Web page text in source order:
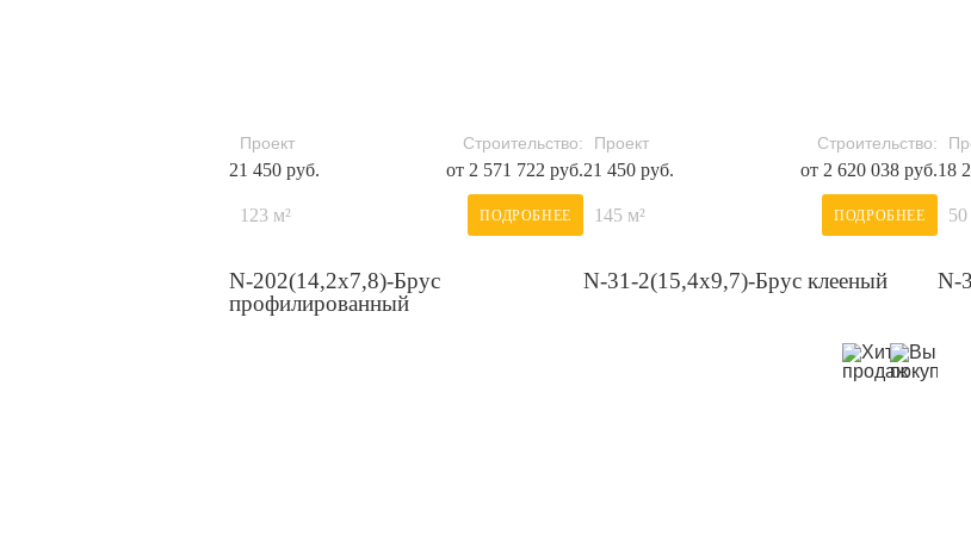
Проект
21 450 руб.
Строительство:
от 2 571 722 руб.
123 м² ПОДРОБНЕЕ
Проект
21 450 руб.
Строительство:
от 2 620 038 руб.
145 м² ПОДРОБНЕЕ
18
50
N-202(14,2x7,8)-Брус
профилированный
N-31-2(15,4х9,7)-Брус клееный N-